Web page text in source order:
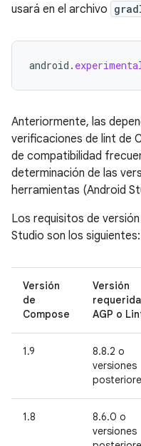
usará en el archivo
android .
Anteriormente, las
verificaciones de lint de
de compatibilidad
determinación de las
herramientas (Android
Los requisitos de
Studio son los siguientes:
Versión
de
Compose
Versión
AGP o
1.9
8.8.2 o
versiones
1.8
8.6.0 o
versiones